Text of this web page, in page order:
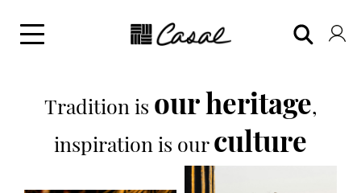
Tradition is our heritage,
inspiration is ourculture